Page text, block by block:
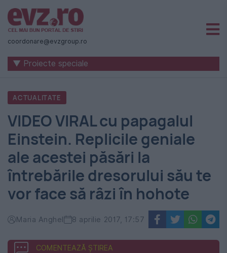
Știri
naționale
internaționale
România
-
Evenimentul
Zilei
coordonare@evzgroup.ro
▼ Proiecte speciale
ACTUALITATE
VIDEO VIRAL cu papagalul
Einstein. Replicile geniale
ale acestei păsări la
întrebările dresorului său te
vor face să râzi în hohote
Maria Anghel 8 aprilie 2017, 17:57
COMENTEAZĂ ȘTIREA